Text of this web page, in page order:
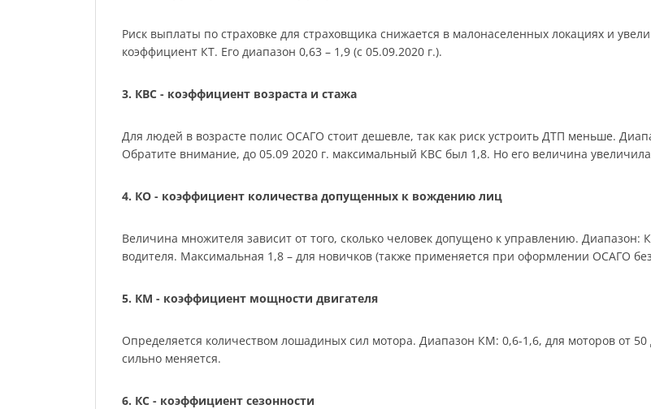
Риск выплаты по страховке для страховщика снижается в малонаселенных локациях и
коэффициент КТ. Его диапазон 0,63 – 1,9 (с 05.09.2020 г.).
3. КВС - коэффициент возраста и стажа
Для людей в возрасте полис ОСАГО стоит дешевле, так как риск устроить ДТП меньше.
Обратите внимание, до 05.09 2020 г. максимальный КВС был 1,8. Но его величина
4. КО - коэффициент количества допущенных к вождению лиц
Величина множителя зависит от того, сколько человек допущено к управлению.
водителя. Максимальная 1,8 – для новичков (также применяется при оформлении ОСАГО
5. КМ - коэффициент мощности двигателя
Определяется количеством лошадиных сил мотора. Диапазон КМ: 0,6-1,6, для моторов от
сильно меняется.
6. КС - коэффициент сезонности